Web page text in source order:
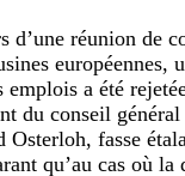
d’une réunion de
européennes,
emplois a été
du conseil général
fasse
qu’au cas où